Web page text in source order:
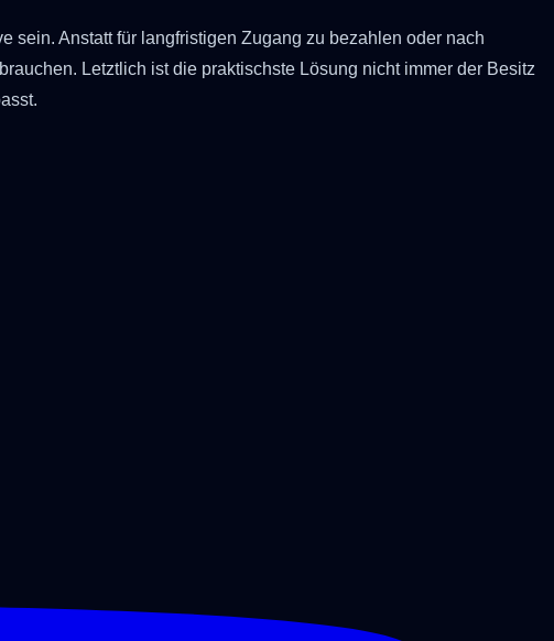
sein. Anstatt für langfristigen Zugang zu bezahlen oder nach
Letztlich ist die praktischste Lösung nicht immer der Besitz